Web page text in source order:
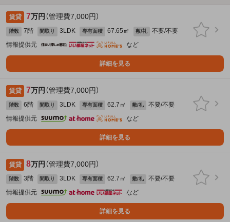
賃貸 7万円 （管理費7,000円）
階数 7階 間取り 3LDK 専有面積 67.65㎡ 敷/礼
不要/不要
情報提供元
など
詳細を見る
賃貸 7万円 （管理費7,000円）
階数 6階 間取り 3LDK 専有面積 62.7㎡ 敷/礼
不要/不要
情報提供元
など
詳細を見る
賃貸 8万円 （管理費7,000円）
階数 3階 間取り 3LDK 専有面積 62.7㎡ 敷/礼
不要/不要
情報提供元
など
詳細を見る